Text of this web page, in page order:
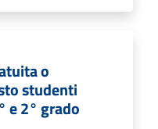
o
studenti
e 2° grado